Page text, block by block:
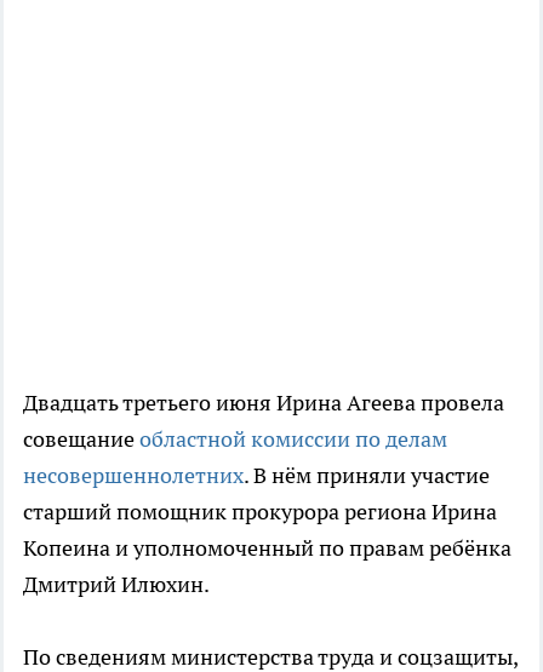
Двадцать третьего июня Ирина Агеева провела
совещаниеобластной комиссии по делам
несовершеннолетних. В нём приняли участие
старший помощник прокурора региона Ирина
Копеина и уполномоченный по правам ребёнка
Дмитрий Илюхин.
По сведениям министерства труда и соцзащиты,